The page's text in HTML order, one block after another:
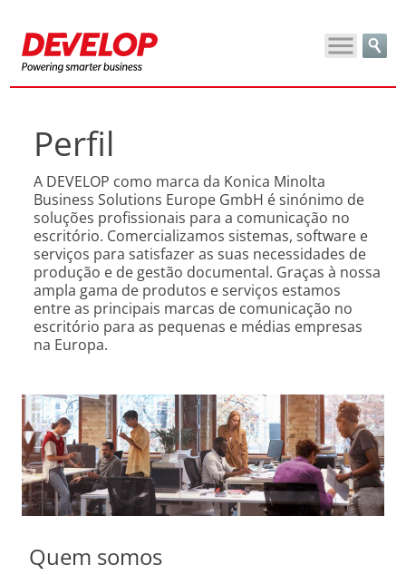
Perfil
A DEVELOP como marca da Konica Minolta
Business Solutions Europe GmbH é sinónimo de
soluções profissionais para a comunicação no
escritório. Comercializamos sistemas, software e
serviços para satisfazer as suas necessidades de
produção e de gestão documental. Graças à nossa
ampla gama de produtos e serviços estamos
entre as principais marcas de comunicação no
escritório para as pequenas e médias empresas
na Europa.
Quem somos